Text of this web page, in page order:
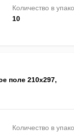
Количество в
10
поле 210х297,
Количество в